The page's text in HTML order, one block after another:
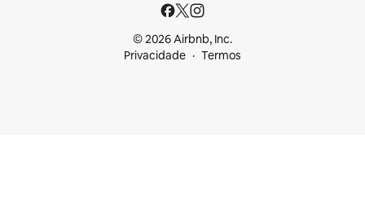
© 2026 Airbnb, Inc.
Privacidade
Termos